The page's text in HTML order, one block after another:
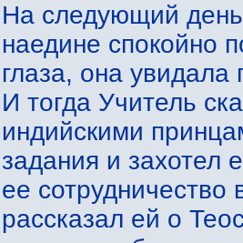
На следующий
наедине спокойно
глаза, она
И тогда Учитель
индийскими
задания и захотел
ее
рассказал ей о